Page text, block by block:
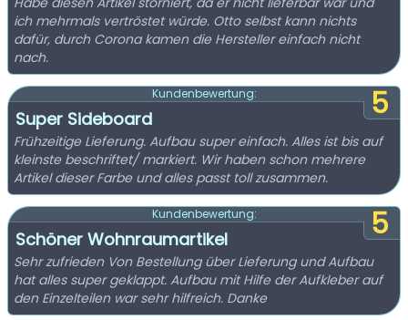
ich mehrmals vertröstet würde. Otto selbst kann nichts
dafür, durch Corona kamen die Hersteller einfach nicht
nach.
5
Kundenbewertung:
Super Sideboard
Frühzeitige Lieferung. Aufbau super einfach. Alles ist bis auf
kleinste beschriftet/ markiert. Wir haben schon mehrere
Artikel dieser Farbe und alles passt toll zusammen.
5
Kundenbewertung:
Schöner Wohnraumartikel
Sehr zufrieden Von Bestellung über Lieferung und Aufbau
hat alles super geklappt. Aufbau mit Hilfe der Aufkleber auf
den Einzelteilen war sehr hilfreich. Danke